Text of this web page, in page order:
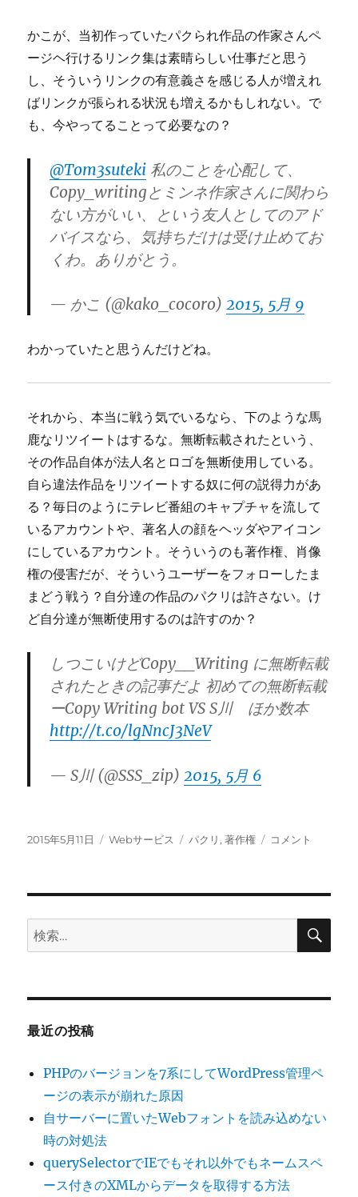
かこが、当初作っていたパクられ作品の作家さんペ
ージヘ行けるリンク集は素晴らしい仕事だと思う
し、そういうリンクの有意義さを感じる人が増えれ
ばリンクが張られる状況も増えるかもしれない。で
も、今やってることって必要なの？
@Tom3suteki 私のことを心配して、
Copy_writingとミンネ作家さんに関わら
ない方がいい、という友人としてのアド
バイスなら、気持ちだけは受け止めてお
くわ。ありがとう。
— かこ (@kako_cocoro)2015, 5月 9
わかっていたと思うんだけどね。
それから、本当に戦う気でいるなら、下のような馬
鹿なリツイートはするな。無断転載されたという、
その作品自体が法人名とロゴを無断使用している。
自ら違法作品をリツイートする奴に何の説得力があ
る？毎日のようにテレビ番組のキャプチャを流して
いるアカウントや、著名人の顔をヘッダやアイコン
にしているアカウント。そういうのも著作権、肖像
権の侵害だが、そういうユーザーをフォローしたま
まどう戦う？自分達の作品のパクリは許さない。け
ど自分達が無断使用するのは許すのか？
しつこいけどCopy__Writing に無断転載
されたときの記事だよ 初めての無断転載
ーCopy Writing bot VS S川 ほか数本
http://t.co/lgNncJ3NeV
— S川 (@SSS_zip)2015, 5月 6
投
2015年5月11日
カ
Webサービス
タ
パクリ ,著作権
togetter
ら
ち
の
対
解
コメント
検
索:
検
最近の投稿
PHPのバージョンを7系にしてWordPress管理ペ
ージの表示が崩れた原因
自サーバーに置いたWebフォントを読み込めない
時の対処法
querySelectorでIEでもそれ以外でもネームスペ
ース付きのXMLからデータを取得する方法